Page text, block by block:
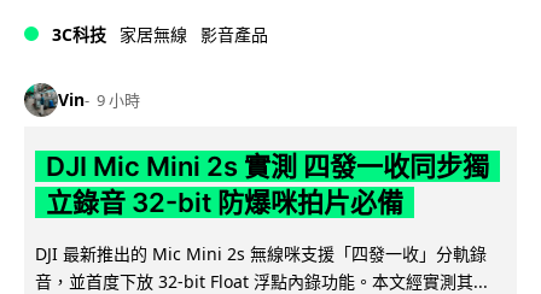
3C科技 家居無線 影音產品
Vin 9 小時
DJI Mic Mini 2s 實測 四發一收同步獨
立錄音 32-bit 防爆咪拍片必備
DJI 最新推出的 Mic Mini 2s 無線咪支援「四發一收」分軌錄
音，並首度下放 32-bit Float 浮點內錄功能。本文經實測其...